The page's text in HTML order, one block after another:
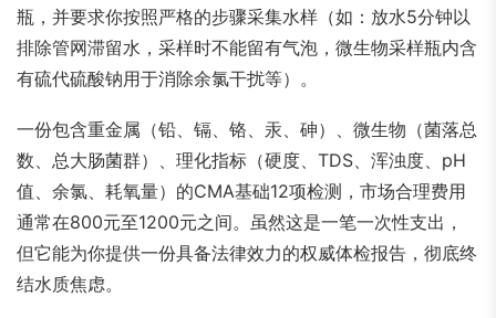
瓶，并要求你按照严格的步骤采集水样（如：放水5分钟以
排除管网滞留水，采样时不能留有气泡，微生物采样瓶内含
有硫代硫酸钠用于消除余氯干扰等）。
一份包含重金属（铅、镉、铬、汞、砷）、微生物（菌落总
数、总大肠菌群）、理化指标（硬度、TDS、浑浊度、pH
值、余氯、耗氧量）的CMA基础12项检测，市场合理费用
通常在800元至1200元之间。虽然这是一笔一次性支出，
但它能为你提供一份具备法律效力的权威体检报告，彻底终
结水质焦虑。